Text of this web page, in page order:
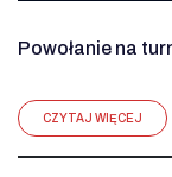
Powołanie na
CZYTAJ WIĘCEJ